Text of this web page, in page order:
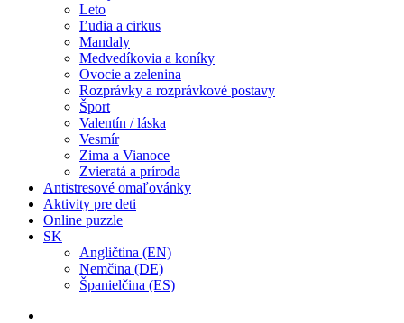
Leto
Ľudia a cirkus
Mandaly
Medvedíkovia a koníky
Ovocie a zelenina
Rozprávky a rozprávkové postavy
Šport
Valentín / láska
Vesmír
Zima a Vianoce
Zvieratá a príroda
Antistresové omaľovánky
Aktivity pre deti
Online puzzle
SK
Angličtina (EN)
Nemčina (DE)
Španielčina (ES)